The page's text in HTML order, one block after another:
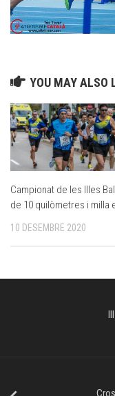
YOU MAY ALSO
Campionat de les Illes
de 10 quilòmetres i milla
10 DESEMBRE 2020